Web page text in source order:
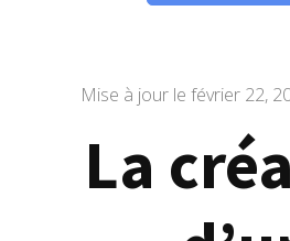
Mise à jour le février 22,
La